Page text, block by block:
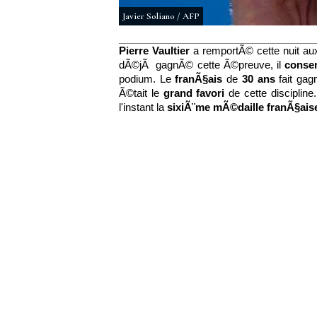
Javier Soliano / AFP
Pierre Vaultier a remportÃ© cette nuit
dÃ©jÃ gagnÃ© cette Ã©preuve, il
podium. LefranÃ§ais de 30 ansfait
Ã©tait le grand favori de cette
l'instant la sixiÃ¨me mÃ©daille